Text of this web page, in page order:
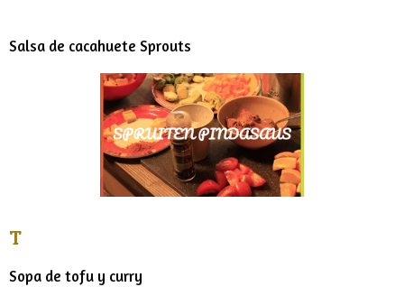
Salsa de cacahuete Sprouts
T
Sopa de tofu y curry